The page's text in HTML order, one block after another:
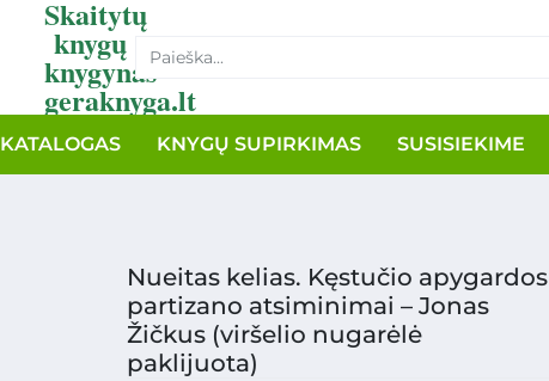
Skaitytų
knygų
knygynas
geraknyga.lt
KATALOGAS KNYGŲ SUPIRKIMAS SUSISIEKIME
Nueitas kelias. Kęstučio apygardos
partizano atsiminimai – Jonas
Žičkus (viršelio nugarėlė
paklijuota)